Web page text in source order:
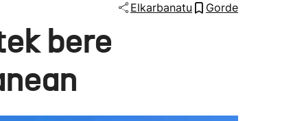
Elkarbanatu Gorde
bere